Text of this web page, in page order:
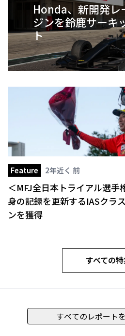
Honda、新開発レ
ジンを鈴鹿サーキ
ト
Feature 2年近く 前
＜MFJ全日本トライアル選手
身の記録を更新するIASクラ
ンを獲得
すべての
すべてのレポート